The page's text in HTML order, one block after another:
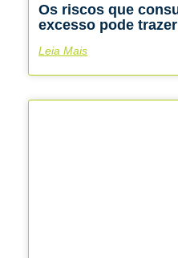
Os riscos que
excesso pode
Leia Mais